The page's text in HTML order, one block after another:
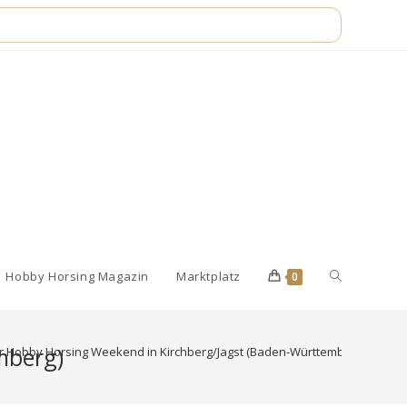
Hobby Horsing Magazin Marktplatz 0 Website-
Suche
Horsing Weekend in Kirchberg/Jagst (Baden-Württemberg)